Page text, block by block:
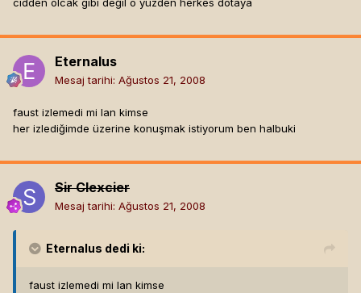
cidden olcak gibi değil o yüzden herkes dotaya
Eternalus
Mesaj tarihi: Ağustos 21, 2008
faust izlemedi mi lan kimse
her izlediğimde üzerine konuşmak istiyorum ben halbuki
Sir Clexcier
Mesaj tarihi: Ağustos 21, 2008
Eternalus dedi ki:
faust izlemedi mi lan kimse